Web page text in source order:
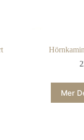
Mer